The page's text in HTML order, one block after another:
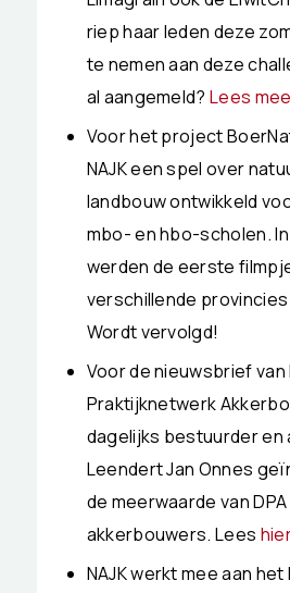
riep haar leden deze
te nemen aan deze
al aangemeld?Lees
Voor het project
NAJK een spel over
landbouw ontwikkeld
mbo- en hbo-scholen.
werden de eerste
verschillende
Wordt vervolgd!
Voor de nieuwsbrief
Praktijknetwerk
dagelijks bestuurder en
Leendert Jan Onnes
de meerwaarde van
akkerbouwers. Lees
NAJK werkt mee aan